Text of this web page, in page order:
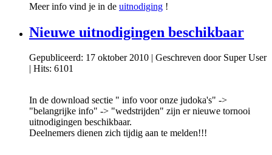
Meer info vind je in de uitnodiging !
Nieuwe uitnodigingen beschikbaar
Gepubliceerd: 17 oktober 2010 | Geschreven door Super User
| Hits: 6101
In de download sectie " info voor onze judoka's" ->
"belangrijke info" -> "wedstrijden" zijn er nieuwe tornooi
uitnodigingen beschikbaar.
Deelnemers dienen zich tijdig aan te melden!!!